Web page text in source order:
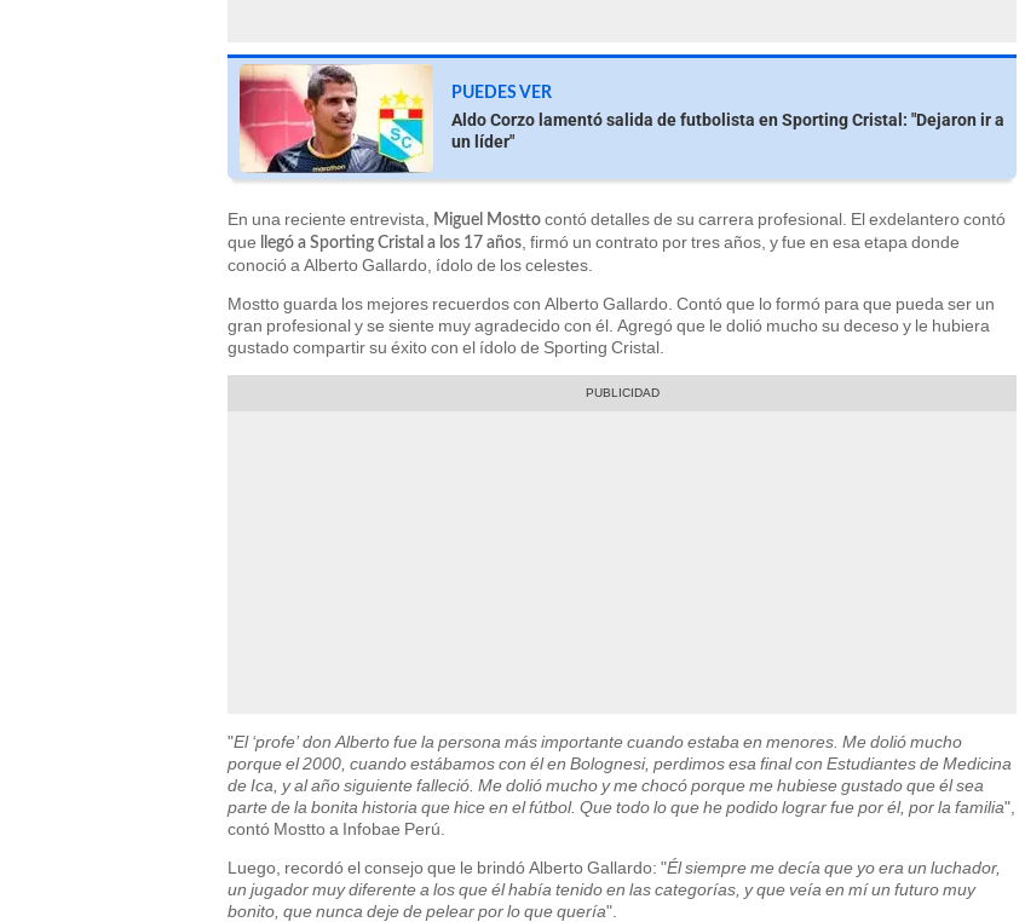
PUEDES VER
Aldo Corzo lamentó salida de futbolista en Sporting Cristal: "Dejaron ir a
un líder"
En una reciente entrevista, Miguel Mostto contó detalles de su carrera profesional. El exdelantero contó
que
llegó a Sporting Cristal a los 17 años , firmó un contrato por tres años, y fue en esa etapa donde
conoció a Alberto Gallardo, ídolo de los celestes.
Mostto guarda los mejores recuerdos con Alberto Gallardo. Contó que lo formó para que pueda ser un
gran profesional y se siente muy agradecido con él. Agregó que le dolió mucho su deceso y le hubiera
gustado compartir su éxito con el ídolo de Sporting Cristal.
"El ‘profe’ don Alberto fue la persona más importante cuando estaba en menores. Me dolió mucho
porque el 2000, cuando estábamos con él en Bolognesi, perdimos esa final con Estudiantes de Medicina
de Ica, y al año siguiente falleció. Me dolió mucho y me chocó porque me hubiese gustado que él sea
parte de la bonita historia que hice en el fútbol. Que todo lo que he podido lograr fue por él, por la familia",
contó Mostto a Infobae Perú.
Luego, recordó el consejo que le brindó Alberto Gallardo: "Él siempre me decía que yo era un luchador,
un jugador muy diferente a los que él había tenido en las categorías, y que veía en mí un futuro muy
bonito, que nunca deje de pelear por lo que quería".